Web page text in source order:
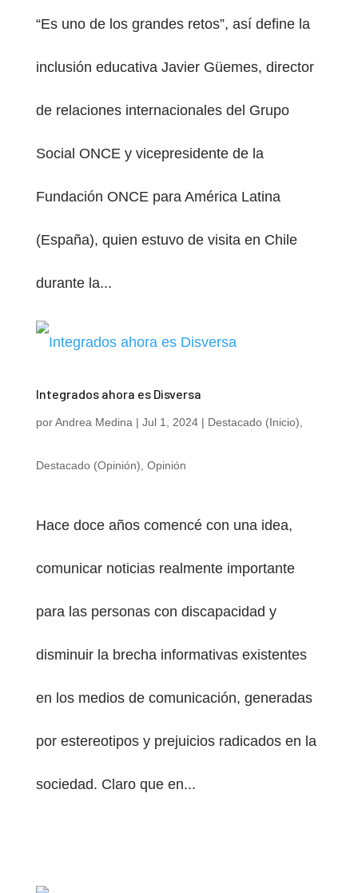
“Es uno de los grandes retos”, así define la
inclusión educativa Javier Güemes, director
de relaciones internacionales del Grupo
Social ONCE y vicepresidente de la
Fundación ONCE para América Latina
(España), quien estuvo de visita en Chile
durante la...
Integrados ahora es Disversa
porAndrea Medina | Jul 1, 2024| Destacado (Inicio)
Destacado (Opinión) Opinión
Hace doce años comencé con una idea,
comunicar noticias realmente importante
para las personas con discapacidad y
disminuir la brecha informativas existentes
en los medios de comunicación, generadas
por estereotipos y prejuicios radicados en la
sociedad. Claro que en...